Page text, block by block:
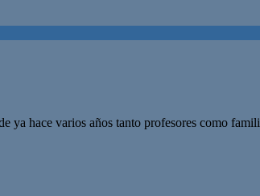
hace varios años tanto profesores como